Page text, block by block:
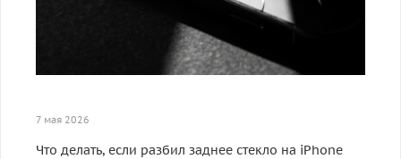
7 мая 2026
Что делать, если разбил заднее стекло на iPhone